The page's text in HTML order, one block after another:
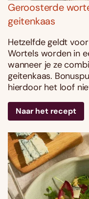
Geroosterde
geitenkaas
Hetzelfde geldt
Wortels worden in
wanneer je ze
geitenkaas.
hierdoor het loof
Naar het recept